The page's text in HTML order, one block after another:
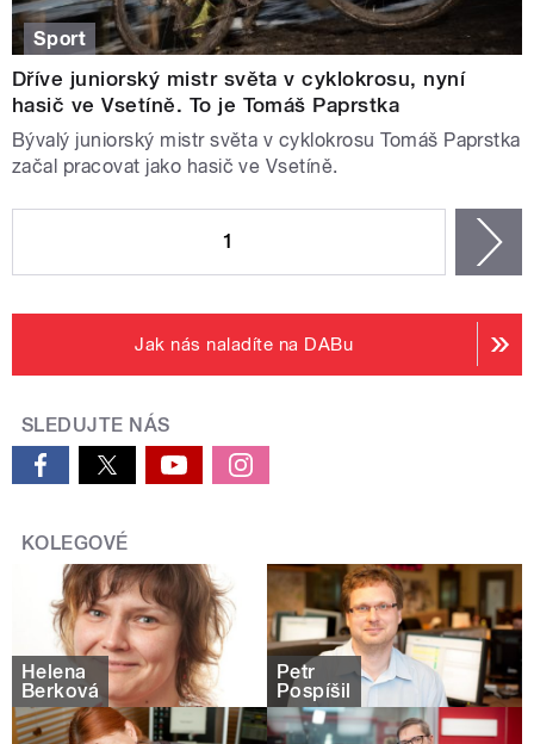
Sport
Dříve juniorský mistr světa v cyklokrosu, nyní
hasič ve Vsetíně. To je Tomáš Paprstka
Bývalý juniorský mistr světa v cyklokrosu Tomáš Paprstka
začal pracovat jako hasič ve Vsetíně.
1
Jak nás naladíte na DABu
SLEDUJTE NÁS
KOLEGOVÉ
Helena
Berková
Petr
Pospíšil